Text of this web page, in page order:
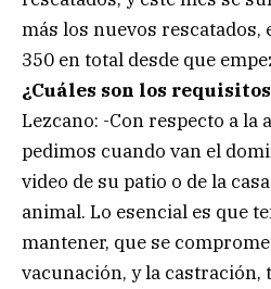
más los nuevos rescatados,
350 en total desde que
¿Cuáles son los
Lezcano: -Con respecto a la
pedimos cuando van el
video de su patio o de la
animal. Lo esencial es que
mantener, que se
vacunación, y la castración,